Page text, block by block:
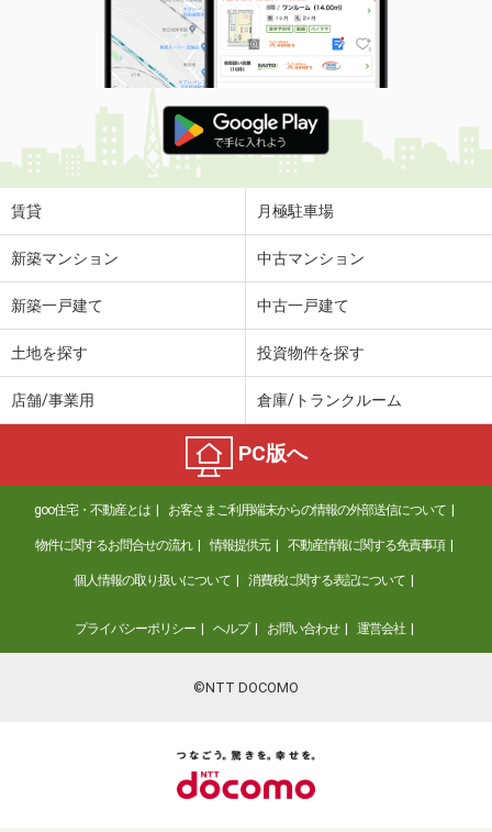
賃貸 月極駐車場
新築マンション 中古マンション
新築一戸建て 中古一戸建て
土地を探す 投資物件を探す
店舗/事業用 倉庫/トランクルーム
PC版へ
goo住宅・不動産とは お客さまご利用端末からの情報の外部送信について
物件に関するお問合せの流れ 情報提供元 不動産情報に関する免責事項
個人情報の取り扱いについて 消費税に関する表記について
プライバシーポリシー ヘルプ お問い合わせ 運営会社
©NTT DOCOMO